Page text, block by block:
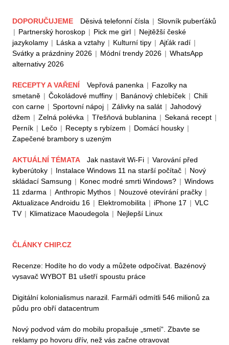
DOPORUČUJEME Děsivá telefonní čísla | Slovník puberťáků
| Partnerský horoskop | Pick me girl | Nejtěžší české
jazykolamy | Láska a vztahy | Kulturní tipy | Ajťák radí |
Svátky a prázdniny 2026 | Módní trendy 2026 | WhatsApp
alternativy 2026
RECEPTY A VAŘENÍ Vepřová panenka | Fazolky na
smetaně | Čokoládové muffiny | Banánový chlebíček | Chili
con carne | Sportovní nápoj | Zálivky na salát | Jahodový
džem | Zelná polévka | Třešňová bublanina | Sekaná recept |
Perník | Lečo | Recepty s rybízem | Domácí housky |
Zapečené brambory s uzeným
AKTUÁLNÍ TÉMATA Jak nastavit Wi-Fi | Varování před
kyberútoky | Instalace Windows 11 na starší počítač | Nový
skládací Samsung | Konec modré smrti Windows? | Windows
11 zdarma | Anthropic Mythos | Nouzové otevírání pračky |
Aktualizace Androidu 16 | Elektromobilita | iPhone 17 | VLC
TV | Klimatizace Maoudegola | Nejlepší Linux
ČLÁNKY CHIP.CZ
Recenze: Hodíte ho do vody a můžete odpočívat. Bazénový
vysavač WYBOT B1 ušetří spoustu práce
Digitální kolonialismus narazil. Farmáři odmítli 546 milionů za
půdu pro obří datacentrum
Nový podvod vám do mobilu propašuje „smetí“. Zbavte se
reklamy po hovoru dřív, než vás začne otravovat